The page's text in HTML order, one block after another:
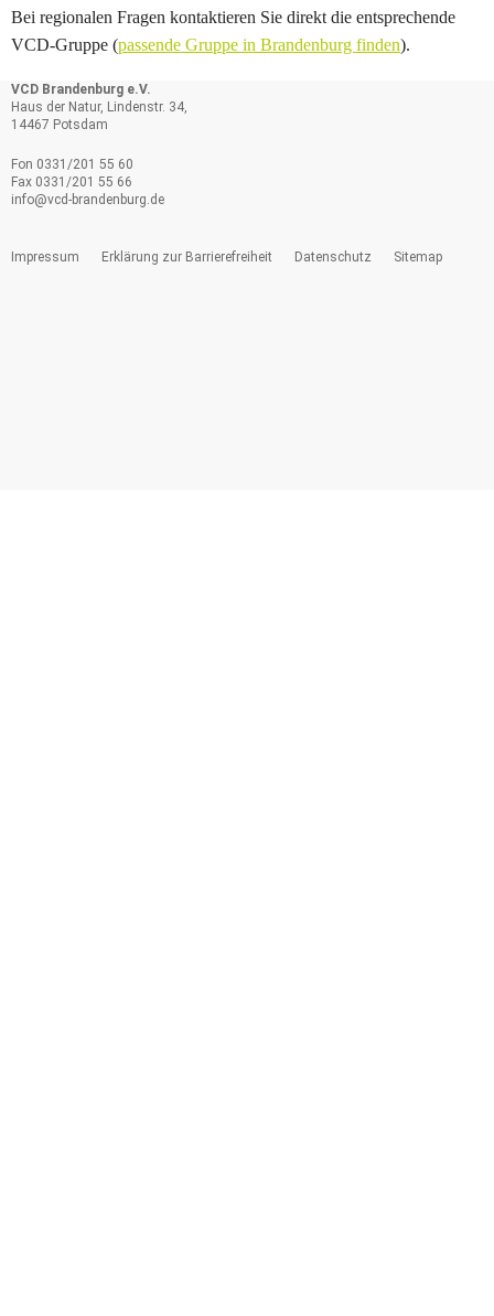
Bei regionalen Fragen kontaktieren Sie direkt die entsprechende
VCD-Gruppe (passende Gruppe in Brandenburg finden).
VCD Brandenburg e.V.
Haus der Natur, Lindenstr. 34,
14467 Potsdam
Fon 0331/201 55 60
Fax 0331/201 55 66
info@vcd-brandenburg.de
Impressum Erklärung zur Barrierefreiheit Datenschutz Sitemap